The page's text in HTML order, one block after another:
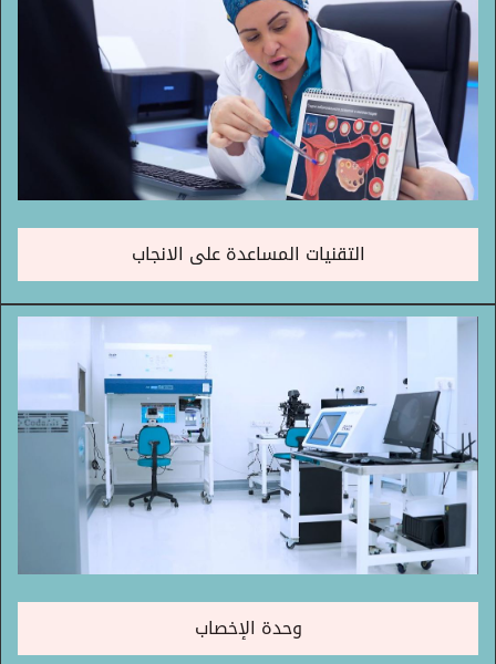
التقنيات المساعدة على الانجاب
وحدة الإخصاب